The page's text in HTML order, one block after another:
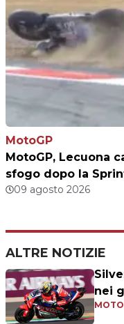
MotoGP
MotoGP, Lecuona
sfogo dopo la
09 agosto 2026
ALTRE NOTIZIE
nei